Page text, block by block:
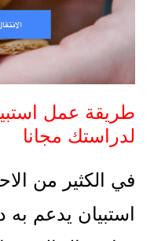
طريقة عمل
لدراستك مجانا
في الكثير من
استبيان يدعم